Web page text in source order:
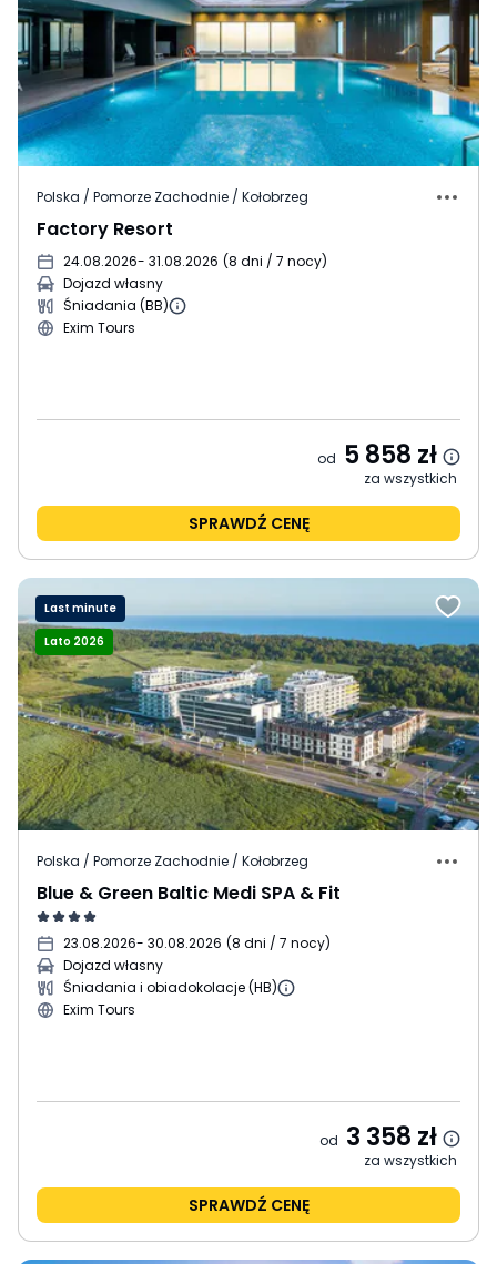
Polska / Pomorze Zachodnie / Kołobrzeg
Factory Resort
24.08.2026- 31.08.2026 (8 dni / 7 nocy)
Dojazd własny
Śniadania (BB)
Exim Tours
od 5 858 zł
za wszystkich
SPRAWDŹ CENĘ
Last minute
Lato 2026
Polska / Pomorze Zachodnie / Kołobrzeg
Blue & Green Baltic Medi SPA & Fit
23.08.2026- 30.08.2026 (8 dni / 7 nocy)
Dojazd własny
Śniadania i obiadokolacje (HB)
Exim Tours
od 3 358 zł
za wszystkich
SPRAWDŹ CENĘ